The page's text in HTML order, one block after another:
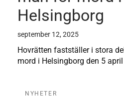
Helsingborg
september 12, 2025
Hovrätten fastställer i stora
mord i Helsingborg den 5
NYHETER